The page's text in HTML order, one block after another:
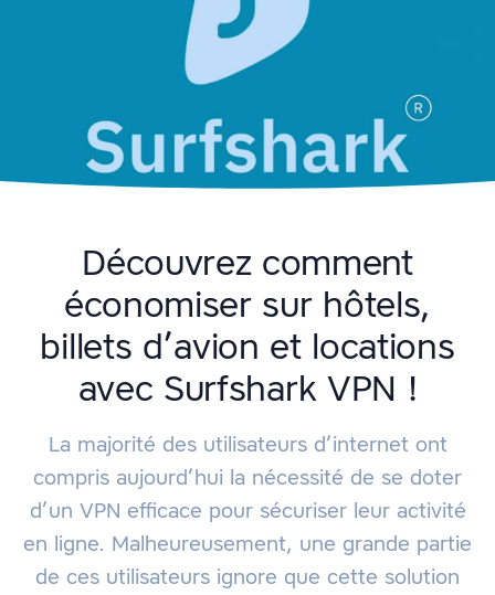
Découvrez comment
économiser sur hôtels,
billets d’avion et locations
avec Surfshark VPN !
La majorité des utilisateurs d’internet ont
compris aujourd’hui la nécessité de se doter
d’un VPN efficace pour sécuriser leur activité
en ligne. Malheureusement, une grande partie
de ces utilisateurs ignore que cette solution